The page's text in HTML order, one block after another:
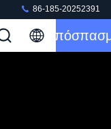
86-185-20252391